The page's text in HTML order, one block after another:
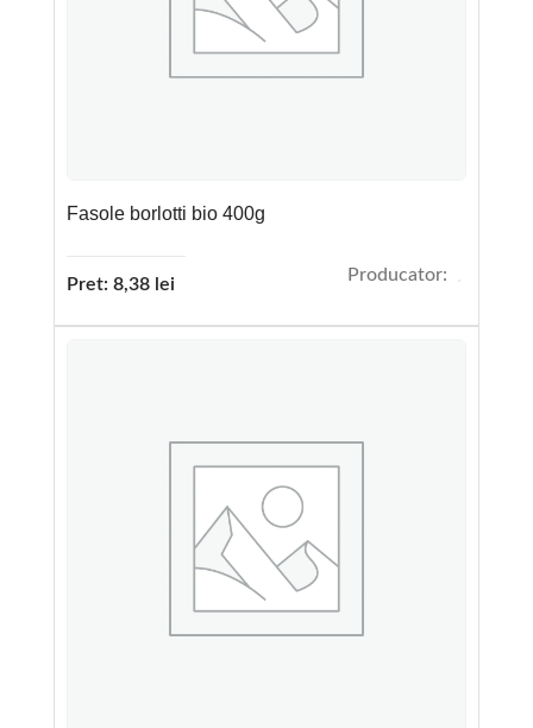
Fasole borlotti bio 400g
Pret: 8,38 lei Producator: